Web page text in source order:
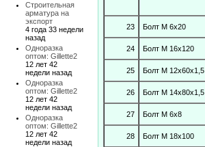
Строительная
арматура на
экспорт
4 года 33 недели
назад
Одноразка
оптом: Gillette2
12 лет 42
недели назад
Одноразка
оптом: Gillette2
12 лет 42
недели назад
Одноразка
оптом: Gillette2
12 лет 42
недели назад
23 Болт М 6х20
24 Болт М 16х120
25 Болт М 12х60x1,5
26 Болт М 14х80х1,5
27 Болт М 6х8
28 Болт М 18х100